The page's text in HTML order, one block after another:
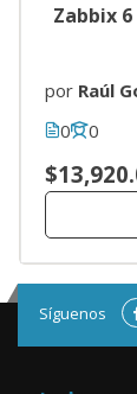
Zabbix
por Raúl
0
0
Síguenos